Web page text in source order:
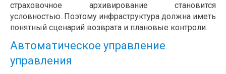
страховочное архивирование становится
условностью. Поэтому инфраструктура должна иметь
понятный сценарий возврата и плановые контроли.
Автоматическое управление
управления